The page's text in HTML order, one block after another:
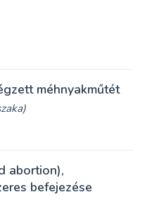
méhnyakműtét
abortion),
befejezése